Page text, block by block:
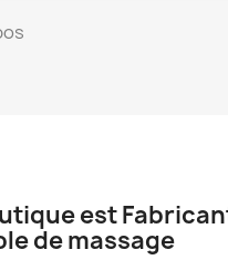
est
de massage